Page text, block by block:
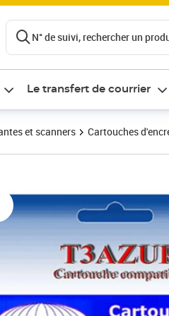
N° de suivi, rechercher un
Le transfert de courrier
et scanners Cartouches